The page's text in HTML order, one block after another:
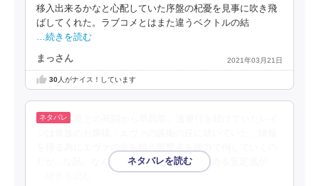
移入出来るかなと心配していた序盤の杞憂を見事に吹き飛
ばしてくれた。ラブコメとはまた違うベクトルの結
…続きを読む
まっさん 2021年03月21日
30人がナイス！しています
だが...な話。なんだろうなんか安心して読める安定感が